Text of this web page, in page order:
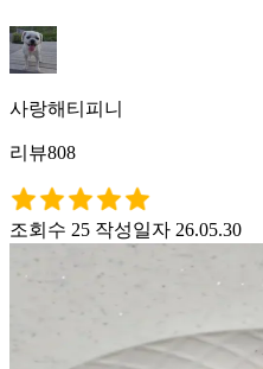
사랑해티피니
리뷰808
조회수 25 작성일자 26.05.30